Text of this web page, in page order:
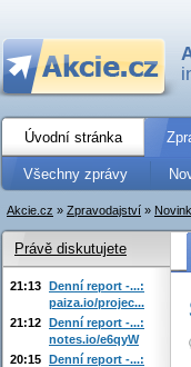
Úvodní stránka
Všechny zprávy
Akcie.cz » Zpravodajství »
Právě diskutujete
21:13 Denní report -...:
paiza.io/projec...
21:12 Denní report -...:
notes.io/e6qyW
20:15 Denní report -...: